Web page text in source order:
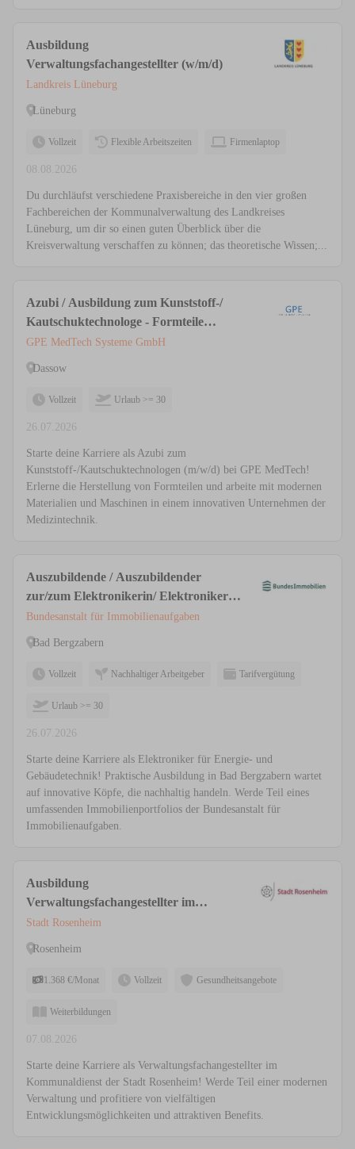
Ausbildung
Verwaltungsfachangestellter (w/m/d)
Landkreis Lüneburg
Lüneburg
Vollzeit Flexible Arbeitszeiten Firmenlaptop
08.08.2026
Du durchläufst verschiedene Praxisbereiche in den vier großen
Fachbereichen der Kommunalverwaltung des Landkreises
Lüneburg, um dir so einen guten Überblick über die
Kreisverwaltung verschaffen zu können; das theoretische Wissen;...
Azubi / Ausbildung zum Kunststoff-/
Kautschuktechnologe - Formteile
(m/w/d)
GPE MedTech Systeme GmbH
Dassow
Vollzeit Urlaub >= 30
26.07.2026
Starte deine Karriere als Azubi zum
Kunststoff-/Kautschuktechnologen (m/w/d) bei GPE MedTech!
Erlerne die Herstellung von Formteilen und arbeite mit modernen
Materialien und Maschinen in einem innovativen Unternehmen der
Medizintechnik.
Auszubildende / Auszubildender
zur/zum Elektronikerin/ Elektroniker
Fachrichtung für Energie- und
Gebäudetechnik 2026 (w/m/d)
Bundesanstalt für Immobilienaufgaben
Bad Bergzabern
Vollzeit Nachhaltiger Arbeitgeber Tarifvergütung
Urlaub >= 30
26.07.2026
Starte deine Karriere als Elektroniker für Energie- und
Gebäudetechnik! Praktische Ausbildung in Bad Bergzabern wartet
auf innovative Köpfe, die nachhaltig handeln. Werde Teil eines
umfassenden Immobilienportfolios der Bundesanstalt für
Immobilienaufgaben.
Ausbildung
Verwaltungsfachangestellter im
Kommunaldienst (m/w/d)
Stadt Rosenheim
Rosenheim
1.368 €/Monat Vollzeit Gesundheitsangebote
Weiterbildungen
07.08.2026
Starte deine Karriere als Verwaltungsfachangestellter im
Kommunaldienst der Stadt Rosenheim! Werde Teil einer modernen
Verwaltung und profitiere von vielfältigen
Entwicklungsmöglichkeiten und attraktiven Benefits.